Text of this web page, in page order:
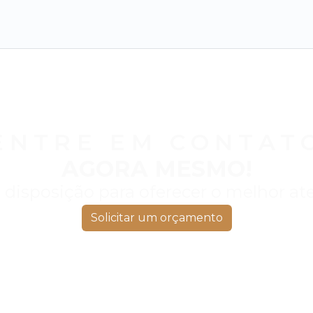
Solicitar um orçamento